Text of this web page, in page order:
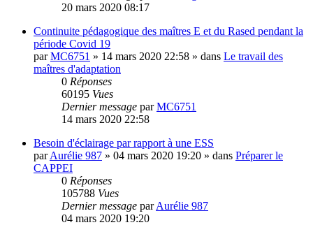
20 mars 2020 08:17
Continuite pédagogique des maîtres E et du Rased pendant la
période Covid 19
parMC6751 » 14 mars 2020 22:58 » dans Le travail des
maîtres d'adaptation
0 Réponses
60195 Vues
Dernier message parMC6751
14 mars 2020 22:58
Besoin d'éclairage par rapport à une ESS
parAurélie 987 » 04 mars 2020 19:20 » dans Préparer le
CAPPEI
0 Réponses
105788 Vues
Dernier message parAurélie 987
04 mars 2020 19:20